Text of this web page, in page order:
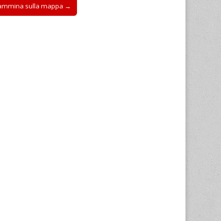
sulla mappa →